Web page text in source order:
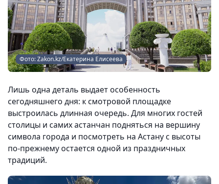
Фото: Zakon.kz/Екатерина Елисеева
Лишь одна деталь выдает особенность
сегодняшнего дня: к смотровой площадке
выстроилась длинная очередь. Для многих гостей
столицы и самих астанчан подняться на вершину
символа города и посмотреть на Астану с высоты
по-прежнему остается одной из праздничных
традиций.